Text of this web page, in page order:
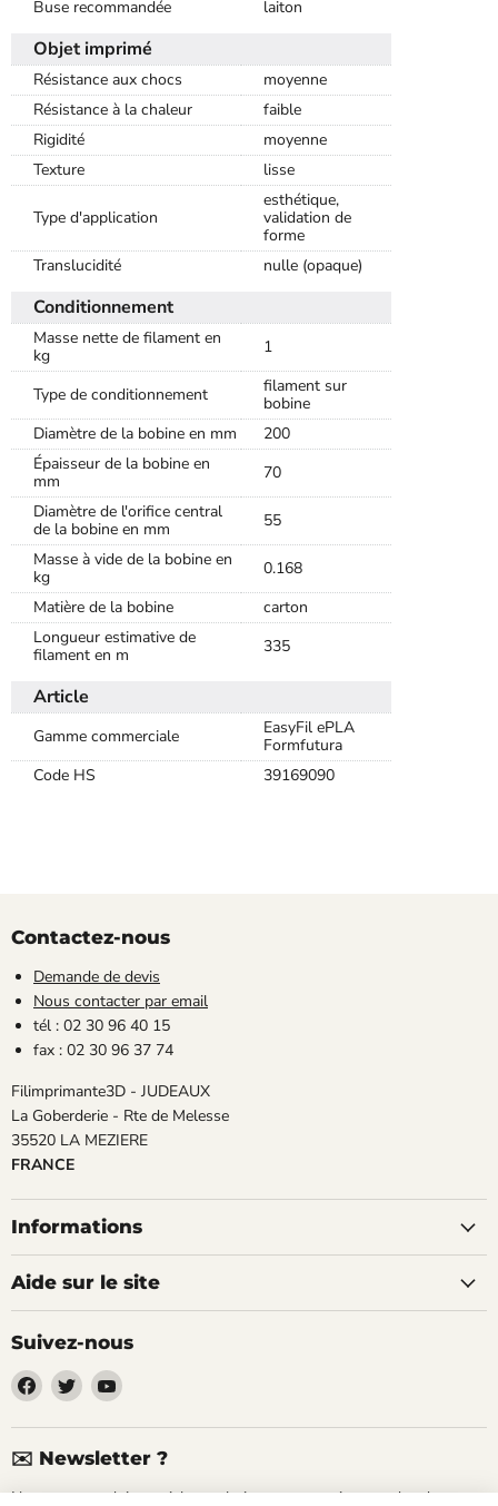
Buse recommandée laiton
Objet imprimé
Résistance aux chocs
moyenne
Résistance à la chaleur
faible
Rigidité
moyenne
Texture
lisse
Type d'application
esthétique,
validation de
forme
Translucidité
nulle (opaque)
Conditionnement
Masse nette de filament en
kg
1
Type de conditionnement
filament sur
bobine
Diamètre de la bobine en mm
200
Épaisseur de la bobine en
mm
70
Diamètre de l'orifice central
de la bobine en mm
55
Masse à vide de la bobine en
kg
0.168
Matière de la bobine
carton
Longueur estimative de
filament en m
335
Article
Gamme commerciale
EasyFil ePLA
Formfutura
Code HS
39169090
Contactez-nous
Demande de devis
Nous contacter par email
tél : 02 30 96 40 15
fax : 02 30 96 37 74
Filimprimante3D - JUDEAUX
La Goberderie - Rte de Melesse
35520 LA MEZIERE
FRANCE
Informations
Aide sur le site
Suivez-nous
Trouvez-
nous
sur
Facebook
Trouvez-
nous
sur
Twitter
Trouvez-
sur
YouTube
✉️ Newsletter ?
Nouveaux produits, articles techniques, promotions, codes de